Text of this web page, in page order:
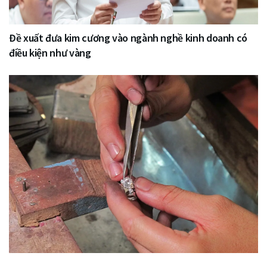
Đề xuất đưa kim cương vào ngành nghề kinh doanh có
điều kiện như vàng